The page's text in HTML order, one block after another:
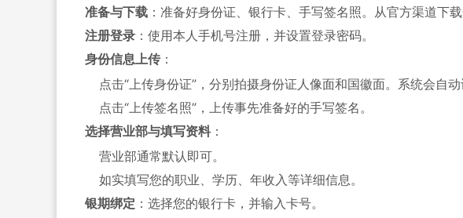
准备与下载：准备好身份证、银行卡、手写签名照。从官方渠道下载
注册登录：使用本人手机号注册，并设置登录密码。
身份信息上传：
点击“上传身份证”，分别拍摄身份证人像面和国徽面。系统会自动
点击“上传签名照”，上传事先准备好的手写签名。
选择营业部与填写资料：
营业部通常默认即可。
如实填写您的职业、学历、年收入等详细信息。
银期绑定 ：选择您的银行卡，并输入卡号。